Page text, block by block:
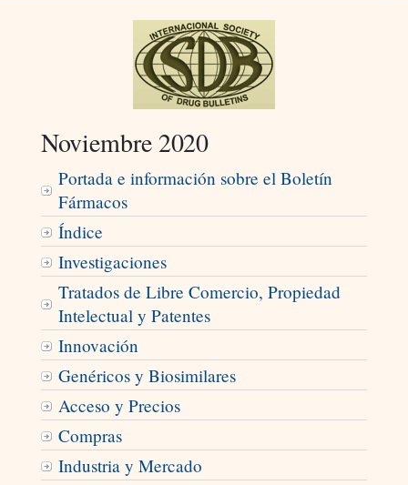
Noviembre 2020
Portada e información sobre el Boletín
Fármacos
Índice
Investigaciones
Tratados de Libre Comercio, Propiedad
Intelectual y Patentes
Innovación
Genéricos y Biosimilares
Acceso y Precios
Compras
Industria y Mercado